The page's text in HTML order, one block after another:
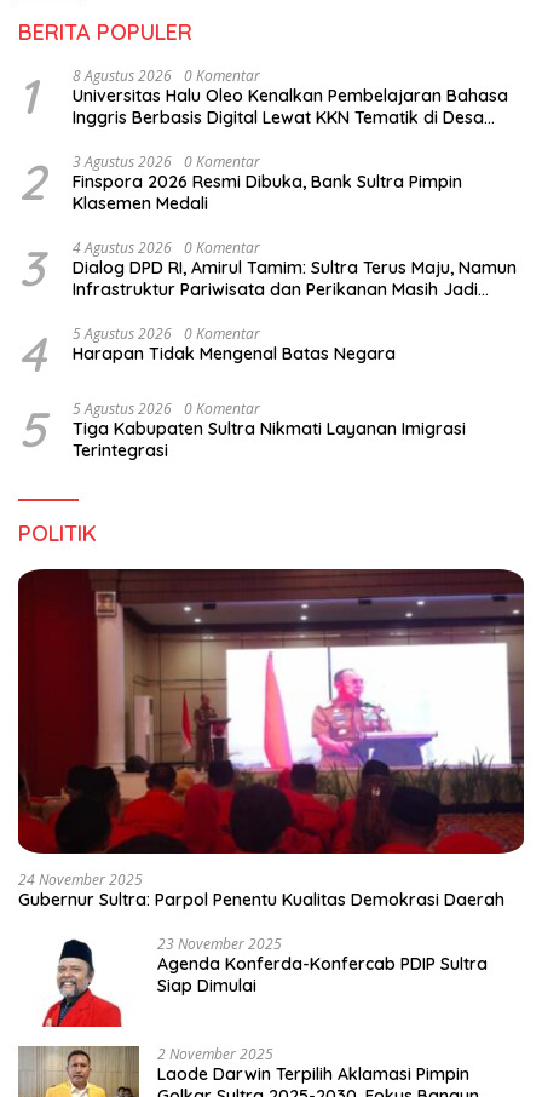
BERITA POPULER
1 8 Agustus 2026 0 Komentar
Universitas Halu Oleo Kenalkan Pembelajaran Bahasa
Inggris Berbasis Digital Lewat KKN Tematik di Desa
2 3 Agustus 2026 0 Komentar
Finspora 2026 Resmi Dibuka, Bank Sultra Pimpin
Klasemen Medali
3 4 Agustus 2026 0 Komentar
Dialog DPD RI, Amirul Tamim: Sultra Terus Maju, Namun
Infrastruktur Pariwisata dan Perikanan Masih Jadi
4 5 Agustus 2026 0 Komentar
Harapan Tidak Mengenal Batas Negara
5 5 Agustus 2026 0 Komentar
Tiga Kabupaten Sultra Nikmati Layanan Imigrasi
Terintegrasi
POLITIK
24 November 2025
Gubernur Sultra: Parpol Penentu Kualitas Demokrasi Daerah
23 November 2025
Agenda Konferda-Konfercab PDIP Sultra
Siap Dimulai
2 November 2025
Laode Darwin Terpilih Aklamasi Pimpin